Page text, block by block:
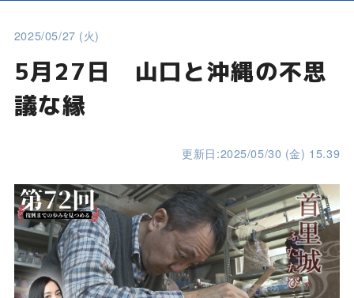
2025/05/27 (火)
5月27日 山口と沖縄の不思
議な縁
更新日:2025/05/30 (金) 15.39